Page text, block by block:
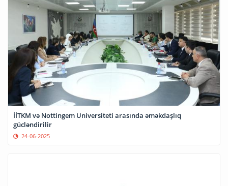
İİTKM və Nottingem Universiteti arasında əməkdaşlıq
gücləndirilir
24-06-2025